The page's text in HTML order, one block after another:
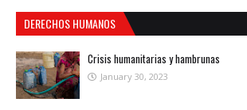
DERECHOS HUMANOS
Crisis humanitarias y hambrunas
January 30, 2023